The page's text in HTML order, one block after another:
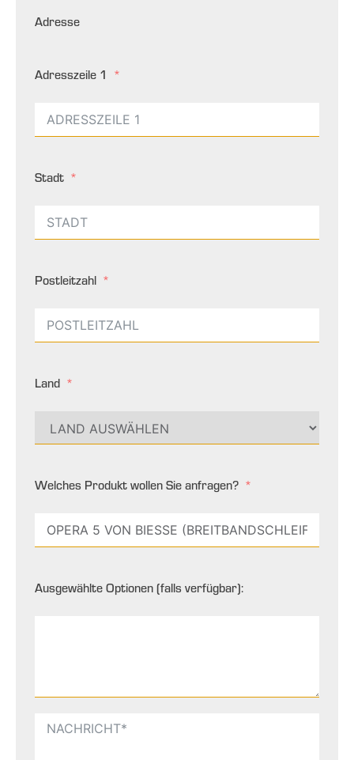
Adresse
Adresszeile 1
Stadt
Postleitzahl
Land
Welches Produkt wollen Sie anfragen?
Ausgewählte Optionen (falls verfügbar):